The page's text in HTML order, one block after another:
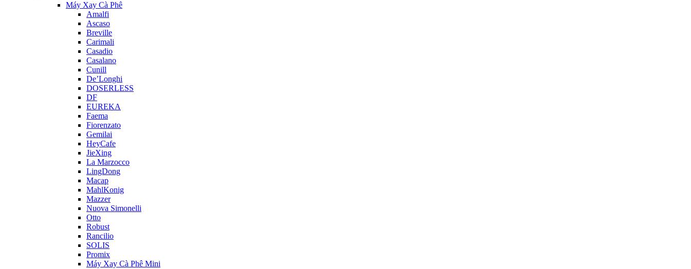
Máy Xay Cà Phê
Amalfi
Ascaso
Breville
Carimali
Casadio
Casalano
Cunill
De’Longhi
DOSERLESS
DF
EUREKA
Faema
Fiorenzato
Gemilai
HeyCafe
JieXing
La Marzocco
LingDong
Macap
MahlKonig
Mazzer
Nuova Simonelli
Otto
Robust
Rancilio
SOLIS
Promix
Máy Xay Cà Phê Mini